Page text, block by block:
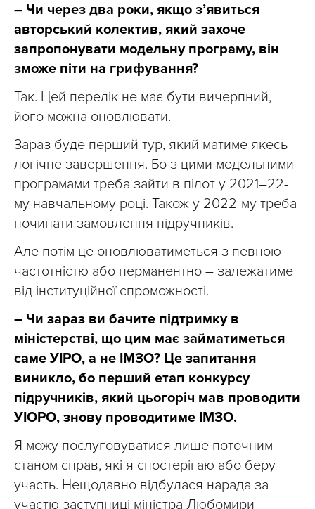
– Чи через два роки, якщо з’явиться
авторський колектив, який захоче
запропонувати модельну програму, він
зможе піти на грифування?
Так. Цей перелік не має бути вичерпний,
його можна оновлювати.
Зараз буде перший тур, який матиме якесь
логічне завершення. Бо з цими модельними
програмами треба зайти в пілот у 2021–22-
му навчальному році. Також у 2022-му треба
починати замовлення підручників.
Але потім це оновлюватиметься з певною
частотністю або перманентно – залежатиме
від інституційної спроможності.
– Чи зараз ви бачите підтримку в
міністерстві, що цим має займатиметься
саме УІРО, а не ІМЗО? Це запитання
виникло, бо перший етап конкурсу
підручників, який цьогоріч мав проводити
УІОРО, знову проводитиме ІМЗО.
Я можу послуговуватися лише поточним
станом справ, які я спостерігаю або беру
участь. Нещодавно відбулася нарада за
участю заступниці міністра Любомири